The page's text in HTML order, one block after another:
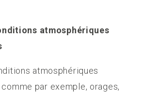
atmosphériques
atmosphériques
par exemple, orages,